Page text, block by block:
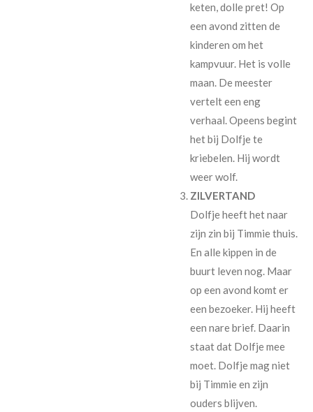
keten, dolle pret! Op
een avond zitten de
kinderen om het
kampvuur. Het is volle
maan. De meester
vertelt een eng
verhaal. Opeens begint
het bij Dolfje te
kriebelen. Hij wordt
weer wolf.
ZILVERTAND
Dolfje heeft het naar
zijn zin bij Timmie thuis.
En alle kippen in de
buurt leven nog. Maar
op een avond komt er
een bezoeker. Hij heeft
een nare brief. Daarin
staat dat Dolfje mee
moet. Dolfje mag niet
bij Timmie en zijn
ouders blijven.